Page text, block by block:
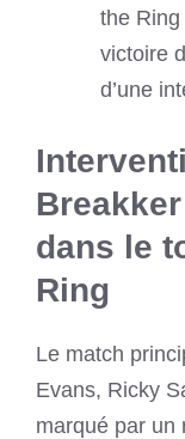
the
victoire
d’une
dans le
Ring
Le match
Evans, Ricky
marqué par un